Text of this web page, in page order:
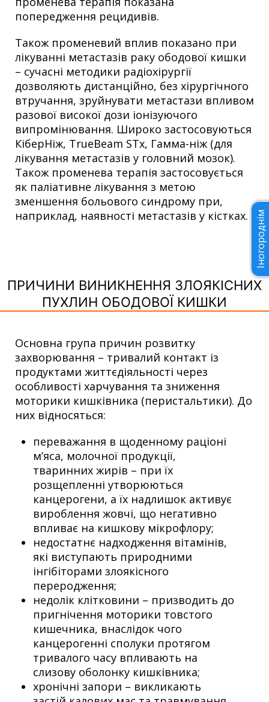
попередження рецидивів.
Також променевий вплив показано при
лікуванні метастазів раку ободової кишки
– сучасні методики радіохірургії
дозволяють дистанційно, без хірургічного
втручання, зруйнувати метастази впливом
разової високої дози іонізуючого
випромінювання. Широко застосовуються
КіберНіж, TrueBeam STx, Гамма-ніж (для
лікування метастазів у головний мозок).
Також променева терапія застосовується
як паліативне лікування з метою
зменшення больового синдрому при,
наприклад, наявності метастазів у кістках.
ПРИЧИНИ ВИНИКНЕННЯ ЗЛОЯКІСНИХ
ПУХЛИН ОБОДОВОЇ КИШКИ
Основна група причин розвитку
захворювання – тривалий контакт із
продуктами життєдіяльності через
особливості харчування та зниження
моторики кишківника (перистальтики). До
них відносяться:
переважання в щоденному раціоні
м’яса, молочної продукції,
тваринних жирів – при їх
розщепленні утворюються
канцерогени, а їх надлишок активує
вироблення жовчі, що негативно
впливає на кишкову мікрофлору;
недостатнє надходження вітамінів,
які виступають природними
інгібіторами злоякісного
переродження;
недолік клітковини – призводить до
пригнічення моторики товстого
кишечника, внаслідок чого
канцерогенні сполуки протягом
тривалого часу впливають на
слизову оболонку кишківника;
хронічні запори – викликають
Іногороднім